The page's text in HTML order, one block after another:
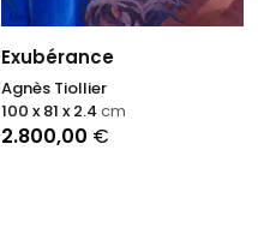
Exubérance
Agnès Tiollier
2.800,00 €
100 x 81 x 2.4 cm